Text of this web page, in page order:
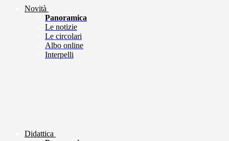
Novità
Panoramica
Le notizie
Le circolari
Albo online
Interpelli
Didattica